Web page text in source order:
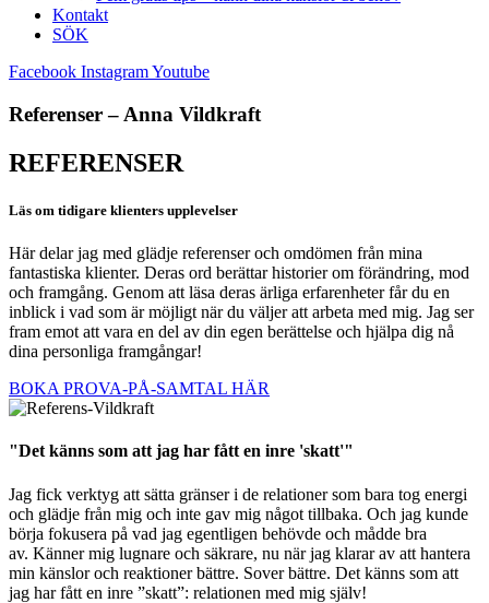
Kontakt
SÖK
Facebook InstagramYoutube
Referenser – Anna Vildkraft
REFERENSER
Läs om tidigare klienters upplevelser
Här delar jag med glädje referenser och omdömen från mina
fantastiska klienter. Deras ord berättar historier om förändring, mod
och framgång. Genom att läsa deras ärliga erfarenheter får du en
inblick i vad som är möjligt när du väljer att arbeta med mig. Jag ser
fram emot att vara en del av din egen berättelse och hjälpa dig nå
dina personliga framgångar!
BOKA PROVA-PÅ-SAMTAL HÄR
"Det känns som att jag har fått en inre 'skatt'"
Jag fick verktyg att sätta gränser i de relationer som bara tog energi
och glädje från mig och inte gav mig något tillbaka. Och jag kunde
börja fokusera på vad jag egentligen behövde och mådde bra
av. Känner mig lugnare och säkrare, nu när jag klarar av att hantera
min känslor och reaktioner bättre. Sover bättre. Det känns som att
jag har fått en inre ”skatt”: relationen med mig själv!